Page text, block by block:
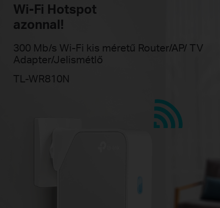
Wi-Fi Hotspot
azonnal!
300 Mb/s Wi-Fi kis méretű Router/AP/ TV
Adapter/Jelismétlő
TL-WR810N